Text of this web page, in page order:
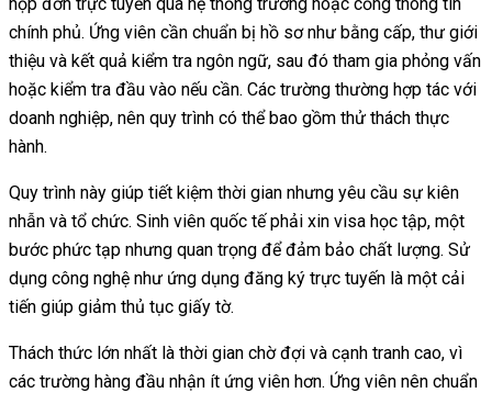
chính phủ. Ứng viên cần chuẩn bị hồ sơ như bằng cấp, thư giới
thiệu và kết quả kiểm tra ngôn ngữ, sau đó tham gia phỏng vấn
hoặc kiểm tra đầu vào nếu cần. Các trường thường hợp tác với
doanh nghiệp, nên quy trình có thể bao gồm thử thách thực
hành.
Quy trình này giúp tiết kiệm thời gian nhưng yêu cầu sự kiên
nhẫn và tổ chức. Sinh viên quốc tế phải xin visa học tập, một
bước phức tạp nhưng quan trọng để đảm bảo chất lượng. Sử
dụng công nghệ như ứng dụng đăng ký trực tuyến là một cải
tiến giúp giảm thủ tục giấy tờ.
Thách thức lớn nhất là thời gian chờ đợi và cạnh tranh cao, vì
các trường hàng đầu nhận ít ứng viên hơn. Ứng viên nên chuẩn